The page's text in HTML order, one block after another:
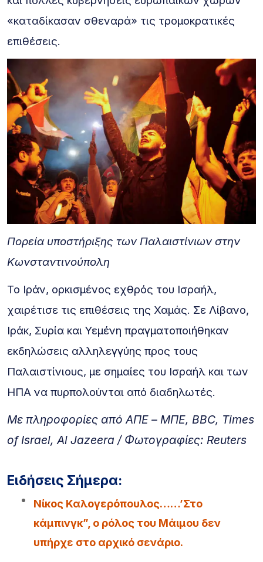
«καταδίκασαν σθεναρά» τις τρομοκρατικές
επιθέσεις.
Πορεία υποστήριξης των Παλαιστίνιων στην
Κωνσταντινούπολη
Το Ιράν, ορκισμένος εχθρός του Ισραήλ,
χαιρέτισε τις επιθέσεις της Χαμάς. Σε Λίβανο,
Ιράκ, Συρία και Υεμένη πραγματοποιήθηκαν
εκδηλώσεις αλληλεγγύης προς τους
Παλαιστίνιους, με σημαίες του Ισραήλ και των
ΗΠΑ να πυρπολούνται από διαδηλωτές.
Με πληροφορίες από ΑΠΕ – ΜΠΕ, BBC, Times
of Israel, Al Jazeera / Φωτογραφίες: Reuters
Ειδήσεις Σήμερα:
Νίκος Καλογερόπουλος……’Στο
κάμπινγκ”, ο ρόλος του Μάιμου δεν
υπήρχε στο αρχικό σενάριο.